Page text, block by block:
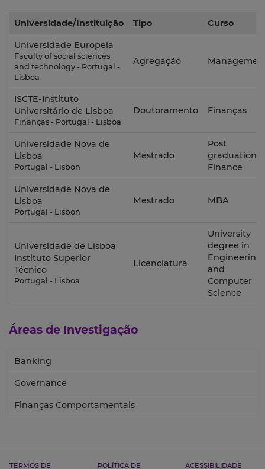
Universidade/Instituição Tipo Curso
Universidade Europeia
Faculty of social sciences
and technology - Portugal -
Lisboa
Agregação
ISCTE-Instituto
Universitário de Lisboa
Finanças - Portugal - Lisboa
Doutoramento Finanças
Universidade Nova de
Lisboa
Portugal - Lisbon
Mestrado
Post
graduation
Finance
Universidade Nova de
Lisboa
Portugal - Lisbon
Mestrado MBA
Universidade de Lisboa
Instituto Superior
Técnico
Portugal - Lisboa
Licenciatura
University
degree in
Engineering
and
Computer
Science
Áreas de Investigação
Banking
Governance
Finanças Comportamentais
TERMOS DE POLÍTICA DE ACESSIBILIDADE